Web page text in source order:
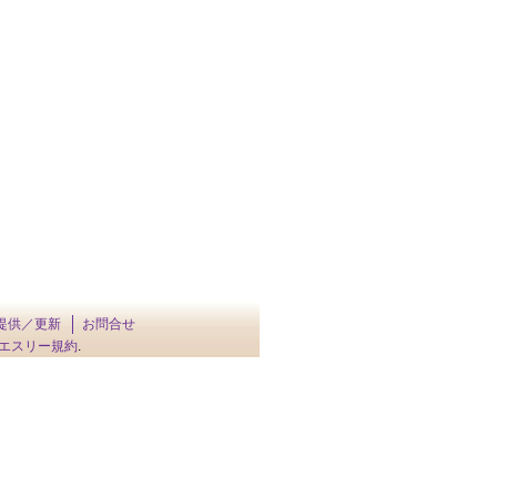
供／更新
お問合せ
スリー規約.